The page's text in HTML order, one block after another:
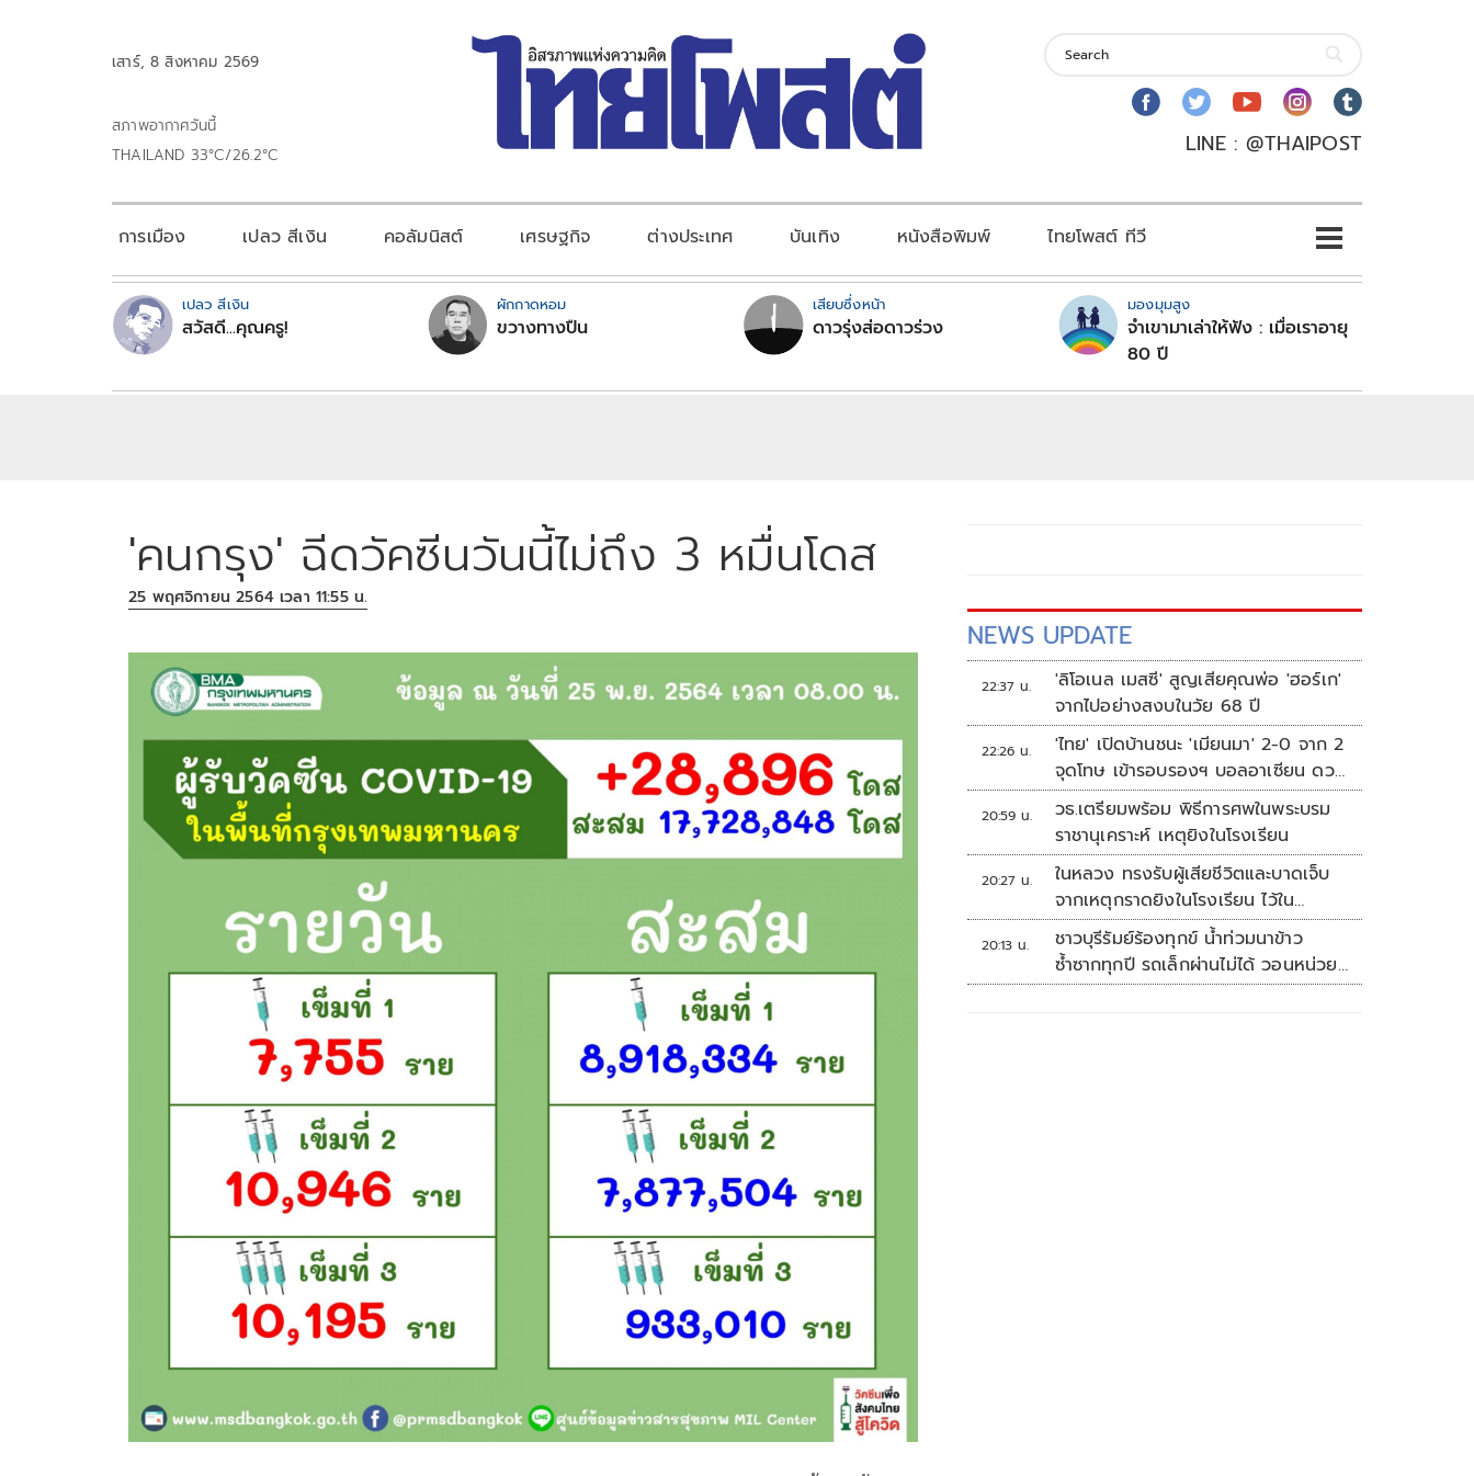
เสาร์, 8 สิงหาคม 2569
สภาพอากาศวันนี้
THAILAND 33°C/26.2°C
LINE : @THAIPOST
การเมือง เปลว สีเงิน คอลัมนิสต์ เศรษฐกิจ ต่างประเทศ บันเทิง หนังสือพิมพ์ ไทยโพสต์ ทีวี
เปลว สีเงิน
สวัสดี...คุณครู!
ผักกาดหอม
ขวางทางปืน
เสียบซึ่งหน้า
ดาวรุ่งส่อดาวร่วง
มองมุมสูง
จำเขามาเล่าให้ฟัง : เมื่อเราอายุ
80 ปี
'คนกรุง' ฉีดวัคซีนวันนี้ไม่ถึง 3 หมื่นโดส
25 พฤศจิกายน 2564 เวลา 11:55 น.
NEWS UPDATE
22:37 น.
'ลิโอเนล เมสซี' สูญเสียคุณพ่อ 'ฮอร์เก'
จากไปอย่างสงบในวัย 68 ปี
22:26 น.
'ไทย' เปิดบ้านชนะ 'เมียนมา' 2-0 จาก 2
จุดโทษ เข้ารอบรองฯ บอลอาเซียน ดวล
'สิงคโปร์'
20:59 น.
วธ.เตรียมพร้อม พิธีการศพในพระบรม
ราชานุเคราะห์ เหตุยิงในโรงเรียน
20:27 น.
ในหลวง ทรงรับผู้เสียชีวิตและบาดเจ็บ
จากเหตุกราดยิงในโรงเรียน ไว้ใน
พระบรมราชานุเคราะห์
20:13 น.
ชาวบุรีรัมย์ร้องทุกข์ น้ำท่วมนาข้าว
ซ้ำซากทุกปี รถเล็กผ่านไม่ได้ วอนหน่วย
งานเร่งแก้ไข